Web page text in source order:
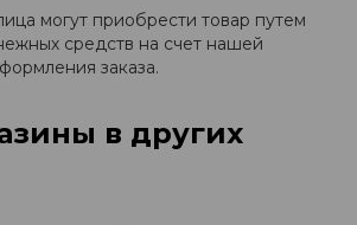
могут приобрести товар путем
средств на счет нашей
заказа.
в других